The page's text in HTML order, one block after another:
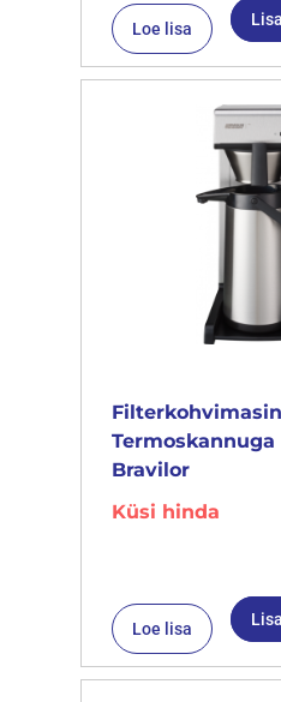
Loe lisa
Bravilor
Küsi hinda
Loe lisa